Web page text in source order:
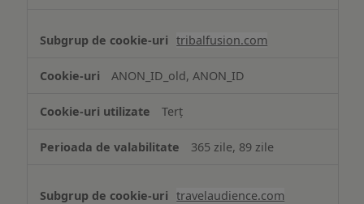
tribalfusion.com
ANON_ID_old, ANON_ID
Terț
365 zile, 89 zile
travelaudience.com